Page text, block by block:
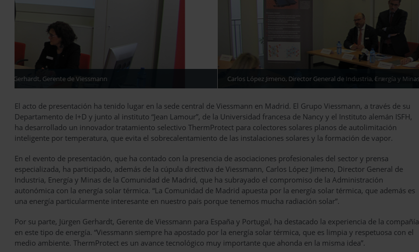
Carlos López Jimeno, Director General de Industria, Energía y Minas de la Comunidad de Madrid, en su presentación ‹ ›
El acto de presentación ha tenido lugar en la sede central de Viessmann en Madrid. El Grupo Viessmann, a través de su
Departamento de I+D y junto al instituto “Jean Lamour”, de la Universidad francesa de Nancy y el Instituto alemán ISFH,
ha desarrollado un innovador tratamiento selectivo ThermProtect para colectores solares planos de autolimitación
inteligente por temperatura, que evita el sobrecalentamiento de las instalaciones solares y la formación de vapor.
En el evento de presentación, que ha contado con la presencia de asociaciones profesionales del sector y prensa
especializada, ha participado, además de la cúpula directiva de Viessmann, Carlos López Jimeno, Director General de
Industria, Energía y Minas de la Comunidad de Madrid, que ha subrayado el compromiso de la Administración
autonómica con la energía solar térmica. “La Comunidad de Madrid apuesta por la energía solar térmica, que además es
una energía particularmente interesante en nuestro país porque tenemos mucha radiación solar”.
Por su parte, Jürgen Gerhardt, Gerente de Viessmann para España y Portugal, ha destacado la experiencia de la compañía
en este tipo de energía. “Viessmann siempre ha apostado por la energía solar térmica, que es limpia y respetuosa con el
medio ambiente. ThermProtect es un avance tecnológico muy importante que ahonda en la misma idea”.